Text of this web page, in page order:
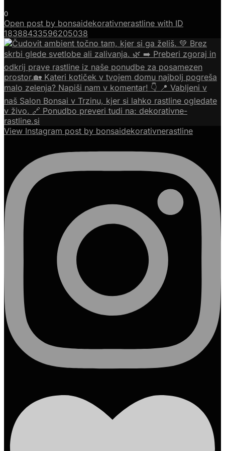
0
Open post by bonsaidekorativnerastline with ID
18388433596205038
View Instagram post by bonsaidekorativnerastline